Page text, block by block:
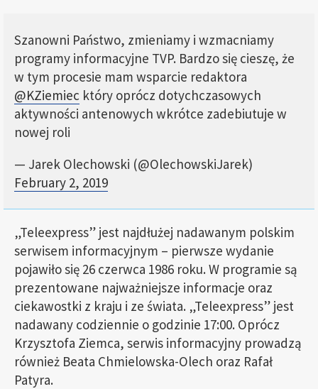
Szanowni Państwo, zmieniamy i wzmacniamy
programy informacyjne TVP. Bardzo się cieszę, że
w tym procesie mam wsparcie redaktora
@KZiemiec który oprócz dotychczasowych
aktywności antenowych wkrótce zadebiutuje w
nowej roli
— Jarek Olechowski (@OlechowskiJarek)
February 2, 2019
„Teleexpress” jest najdłużej nadawanym polskim
serwisem informacyjnym – pierwsze wydanie
pojawiło się 26 czerwca 1986 roku. W programie są
prezentowane najważniejsze informacje oraz
ciekawostki z kraju i ze świata. „Teleexpress” jest
nadawany codziennie o godzinie 17:00. Oprócz
Krzysztofa Ziemca, serwis informacyjny prowadzą
również Beata Chmielowska-Olech oraz Rafał
Patyra.